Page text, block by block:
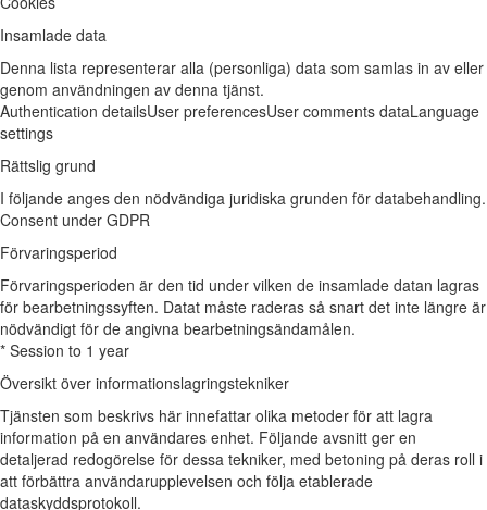
Insamlade data
Denna lista representerar alla (personliga) data som samlas in av eller
genom användningen av denna tjänst.
Authentication detailsUser preferencesUser comments dataLanguage
settings
Rättslig grund
I följande anges den nödvändiga juridiska grunden för databehandling.
Consent under GDPR
Förvaringsperiod
Förvaringsperioden är den tid under vilken de insamlade datan lagras
för bearbetningssyften. Datat måste raderas så snart det inte längre är
nödvändigt för de angivna bearbetningsändamålen.
* Session to 1 year
Översikt över informationslagringstekniker
Tjänsten som beskrivs här innefattar olika metoder för att lagra
information på en användares enhet. Följande avsnitt ger en
detaljerad redogörelse för dessa tekniker, med betoning på deras roll i
att förbättra användarupplevelsen och följa etablerade
dataskyddsprotokoll.